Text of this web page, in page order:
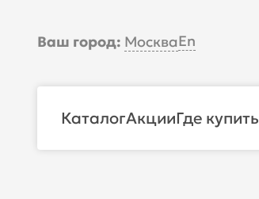
Ваш город: МоскваEn
КаталогАкцииГде купить